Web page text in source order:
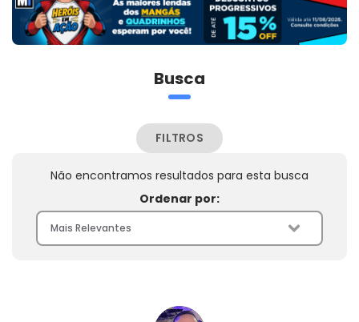
Busca
FILTROS
Não encontramos resultados para esta busca
Ordenar por: